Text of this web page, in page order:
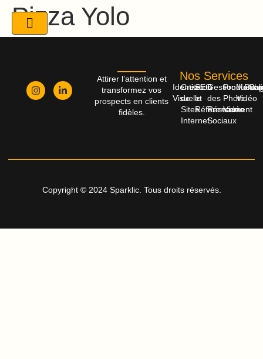
Pizza Yolo
Nos Services
Identité
Visuelle
Création
de
Sites
Internet
SEO
et
Référencement
Gestion
des
Réseaux
Sociaux
Production
Photo-
Vidéo
Vidéo
Attirer l’attention et
transformez vos
prospects en clients
fidèles.
Copyright © 2024 Sparklic. Tous droits réservés.